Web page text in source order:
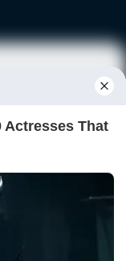
Daftar
Hubungi Kami